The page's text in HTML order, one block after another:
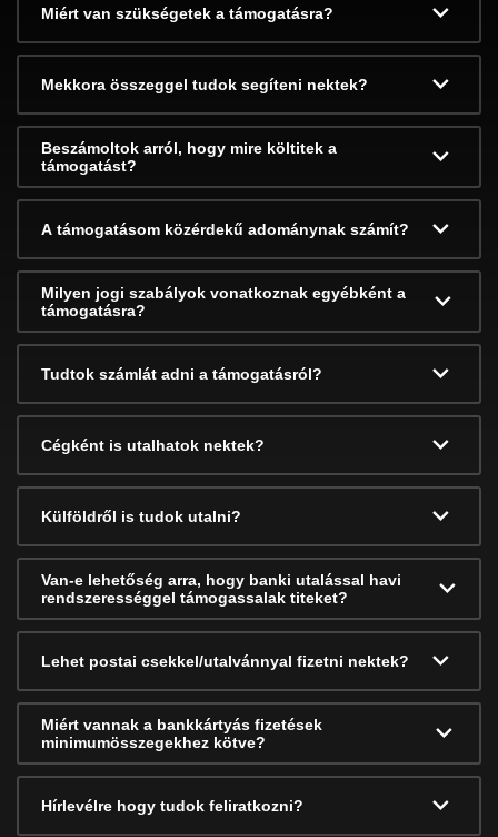
Miért van szükségetek a támogatásra?
Mekkora összeggel tudok segíteni nektek?
Beszámoltok arról, hogy mire költitek a
támogatást?
A támogatásom közérdekű adománynak számít?
Milyen jogi szabályok vonatkoznak egyébként a
támogatásra?
Tudtok számlát adni a támogatásról?
Cégként is utalhatok nektek?
Külföldről is tudok utalni?
Van-e lehetőség arra, hogy banki utalással havi
rendszerességgel támogassalak titeket?
Lehet postai csekkel/utalvánnyal fizetni nektek?
Miért vannak a bankkártyás fizetések
minimumösszegekhez kötve?
Hírlevélre hogy tudok feliratkozni?